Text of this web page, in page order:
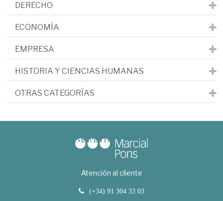
DERECHO
ECONOMÍA
EMPRESA
HISTORIA Y CIENCIAS HUMANAS
OTRAS CATEGORÍAS
Atención al cliente
(+34) 91 304 33 03